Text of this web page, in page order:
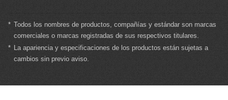
* Todos los nombres de productos, compañías y estándar son marcas
comerciales o marcas registradas de sus respectivos titulares.
* La apariencia y especificaciones de los productos están sujetas a
cambios sin previo aviso.